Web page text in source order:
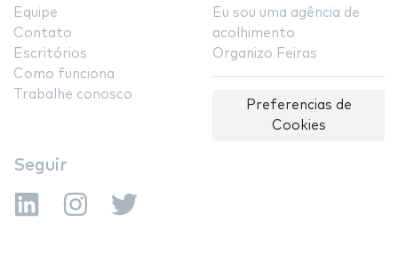
Equipe
Contato
Escritórios
Como funciona
Trabalhe conosco
Eu sou uma agência de
acolhimento
Organizo Feiras
Preferencias de
Cookies
Seguir